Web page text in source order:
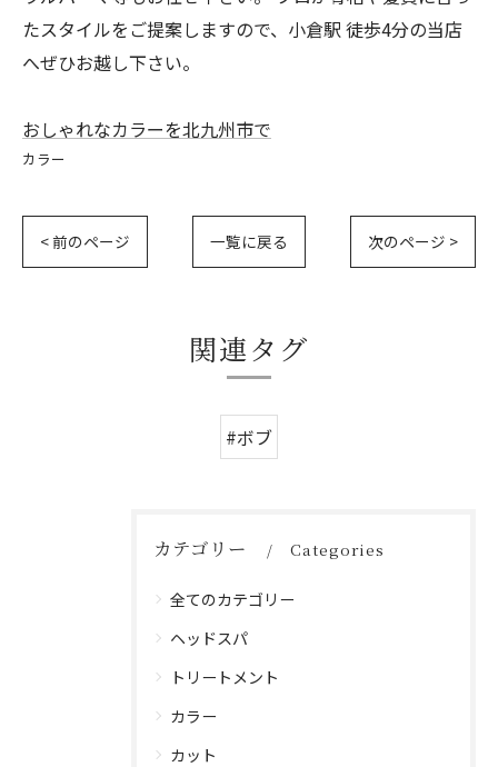
たスタイルをご提案しますので、小倉駅 徒歩4分の当店
へぜひお越し下さい。
おしゃれなカラーを北九州市で
カラー
< 前のページ 一覧に戻る 次のページ >
関連タグ
#ボブ
カテゴリー Categories
全てのカテゴリー
ヘッドスパ
トリートメント
カラー
カット